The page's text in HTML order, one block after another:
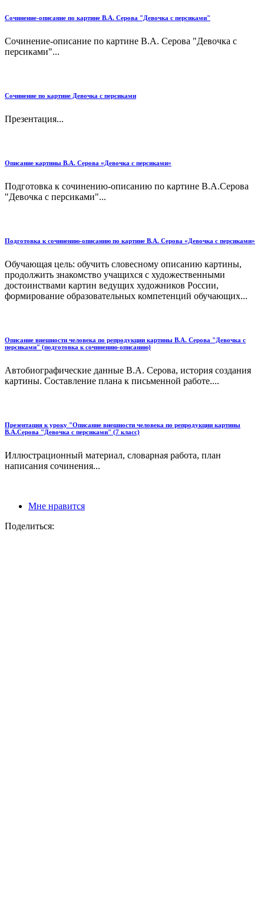
Сочинение-описание по картине В.А. Серова "Девочка с персиками"
Сочинение-описание по картине В.А. Серова "Девочка с
персиками"...
Сочинение по картине Девочка с персиками
Презентация...
Описание картины В.А. Серова «Девочка с персиками»
Подготовка к сочинению-описанию по картине В.А.Серова
"Девочка с персиками"...
Подготовка к сочинению-описанию по картине В.А. Серова «Девочка с персиками»
Обучающая цель: обучить словесному описанию картины,
продолжить знакомство учащихся с художественными
достоинствами картин ведущих художников России,
формирование образовательных компетенций обучающих...
Описание внешности человека по репродукции картины В.А. Серова "Девочка с
персиками" (подготовка к сочинению-описанию)
Автобиографические данные В.А. Серова, история создания
картины. Составление плана к письменной работе....
Презентация к уроку "Описание внешности человека по репродукции картины
В.А.Серова "Девочка с персиками" (7 класс)
Иллюстрационный материал, словарная работа, план
написания сочинения...
Мне нравится
Поделиться: